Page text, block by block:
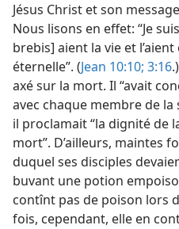
Jésus Christ et son
Nous lisons en effet: “Je
brebis] aient la vie et
éternelle”. (Jean 10:10; 3:16
axé sur la mort. Il “avait
avec chaque membre de la
il proclamait “la dignité de
mort”. D’ailleurs, maintes
duquel ses disciples
buvant une potion
contînt pas de poison lors
fois, cependant, elle en